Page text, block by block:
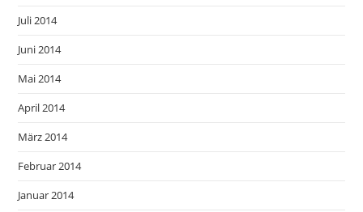
Juli 2014
Juni 2014
Mai 2014
April 2014
März 2014
Februar 2014
Januar 2014